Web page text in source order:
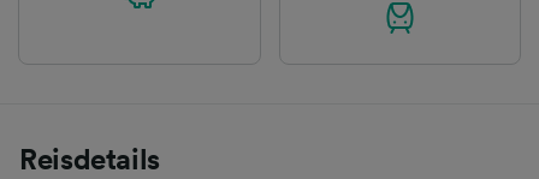
Reisdetails